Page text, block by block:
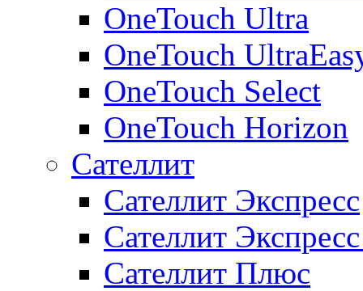
OneTouch Ultra
OneTouch
OneTouch Select
OneTouch Horizon
Сателлит
Сателлит Экспресс
Сателлит
Сателлит Плюс